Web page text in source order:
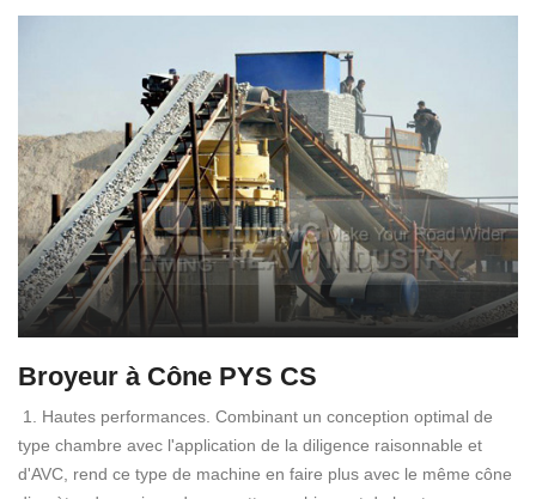
Broyeur à Cône PYS CS
1. Hautes performances. Combinant un conception optimal de
type chambre avec l'application de la diligence raisonnable et
d'AVC, rend ce type de machine en faire plus avec le même cône